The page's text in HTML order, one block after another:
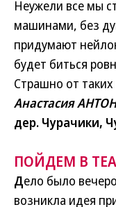
Неужели все мы
машинами, без
придумают
будет биться
Страшно от таких
Анастасия
дер. Чурачики,
ПОЙДЕМ В
Дело было
возникла идея